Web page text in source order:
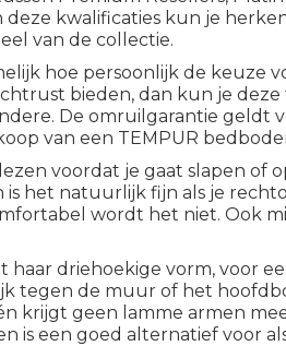
deze kwalificaties kun je
van de collectie.
hoe persoonlijk de keuze
bieden, dan kun je
De omruilgarantie geldt
van een TEMPUR
voordat je gaat slapen of
het natuurlijk fijn als je
wordt het niet. Ook
haar driehoekige vorm, voor
tegen de muur of het
krijgt geen lamme armen
is een goed alternatief voor